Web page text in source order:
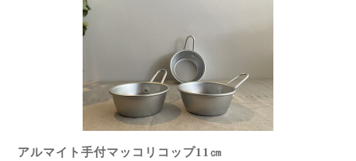
アルマイト手付マッコリコップ11㎝